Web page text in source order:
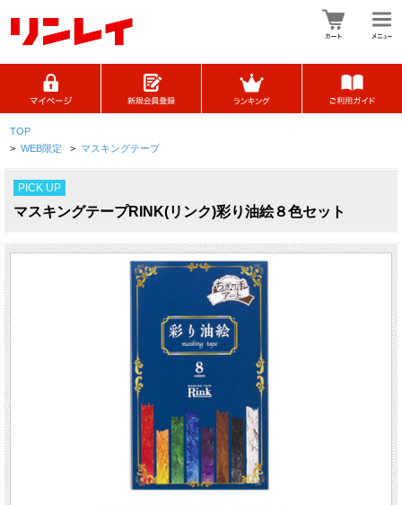
TOP
> WEB限定 > マスキングテープ
PICK UP
マスキングテープRINK(リンク)彩り油絵８色セット